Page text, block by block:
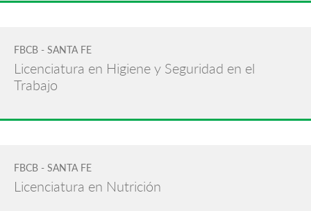
FBCB - SANTA FE
Licenciatura en Higiene y Seguridad en el
Trabajo
FBCB - SANTA FE
Licenciatura en Nutrición